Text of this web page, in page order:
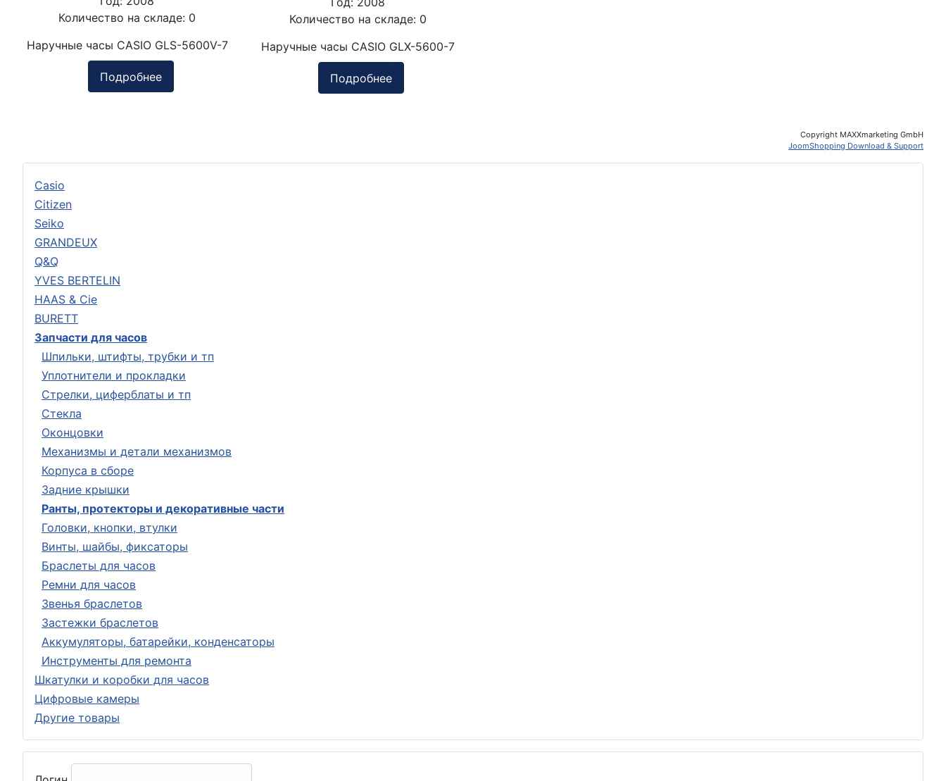
Casio
Citizen
Seiko
GRANDEUX
Q&Q
YVES BERTELIN
HAAS & Cie
BURETT
Запчасти для часов
Шпильки, штифты, трубки и тп
Уплотнители и прокладки
Стрелки, циферблаты и тп
Стекла
Оконцовки
Механизмы и детали механизмов
Корпуса в сборе
Задние крышки
Ранты, протекторы и декоративные части
Головки, кнопки, втулки
Винты, шайбы, фиксаторы
Браслеты для часов
Ремни для часов
Звенья браслетов
Застежки браслетов
Аккумуляторы, батарейки, конденсаторы
Инструменты для ремонта
Шкатулки и коробки для часов
Цифровые камеры
Другие товары
Количество на складе: 0
Наручные часы CASIO GLS-5600V-7
Подробнее
Количество на складе: 0
Наручные часы CASIO GLX-5600-7
Подробнее
Copyright MAXXmarketing GmbH
JoomShopping Download & Support